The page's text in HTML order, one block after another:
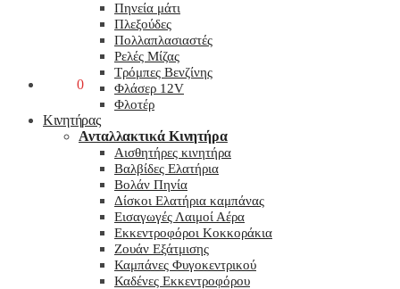
0
Πηνεία μάτι
Πλεξούδες
Πολλαπλασιαστές
Ρελές Μίζας
Τρόμπες Βενζίνης
Φλάσερ 12V
Φλοτέρ
Κινητήρας
Ανταλλακτικά Κινητήρα
Αισθητήρες κινητήρα
Βαλβίδες Ελατήρια
Βολάν Πηνία
Δίσκοι Ελατήρια καμπάνας
Εισαγωγές Λαιμοί Αέρα
Εκκεντροφόροι Κοκκοράκια
Ζουάν Εξάτμισης
Καμπάνες Φυγοκεντρικού
Καδένες Εκκεντροφόρου